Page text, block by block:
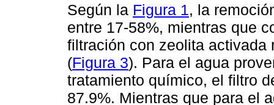
Según la Figura 1, la
entre 17-58%, mientras que
filtración con zeolita activada
(Figura 3). Para el agua
tratamiento químico, el filtro
87.9%. Mientras que para el